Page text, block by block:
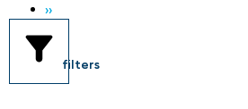
››
filters